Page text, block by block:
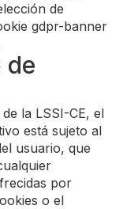
de
gdpr-banner
de
la LSSI-CE, el
está sujeto al
usuario, que
por
o el